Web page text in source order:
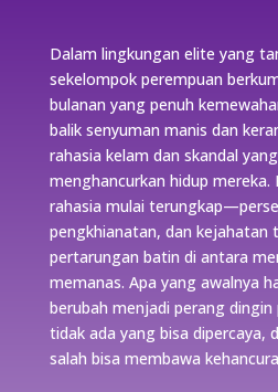
Dalam lingkungan elite yang
sekelompok perempuan
bulanan yang penuh
balik senyuman manis dan
rahasia kelam dan skandal
menghancurkan hidup
rahasia mulai
pengkhianatan, dan
pertarungan batin di antara
memanas. Apa yang awalnya
berubah menjadi perang
tidak ada yang bisa dipercaya,
salah bisa membawa